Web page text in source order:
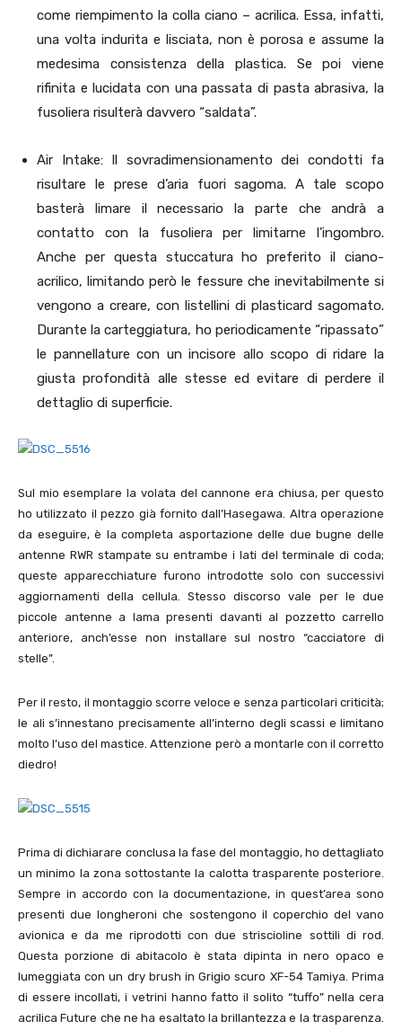
come riempimento la colla ciano – acrilica. Essa, infatti,
una volta indurita e lisciata, non è porosa e assume la
medesima consistenza della plastica. Se poi viene
rifinita e lucidata con una passata di pasta abrasiva, la
fusoliera risulterà davvero “saldata”.
Air Intake: Il sovradimensionamento dei condotti fa
risultare le prese d’aria fuori sagoma. A tale scopo
basterà limare il necessario la parte che andrà a
contatto con la fusoliera per limitarne l’ingombro.
Anche per questa stuccatura ho preferito il ciano-
acrilico, limitando però le fessure che inevitabilmente si
vengono a creare, con listellini di plasticard sagomato.
Durante la carteggiatura, ho periodicamente “ripassato”
le pannellature con un incisore allo scopo di ridare la
giusta profondità alle stesse ed evitare di perdere il
dettaglio di superficie.
Sul mio esemplare la volata del cannone era chiusa, per questo
ho utilizzato il pezzo già fornito dall’Hasegawa. Altra operazione
da eseguire, è la completa asportazione delle due bugne delle
antenne RWR stampate su entrambe i lati del terminale di coda;
queste apparecchiature furono introdotte solo con successivi
aggiornamenti della cellula. Stesso discorso vale per le due
piccole antenne a lama presenti davanti al pozzetto carrello
anteriore, anch’esse non installare sul nostro “cacciatore di
stelle”.
Per il resto, il montaggio scorre veloce e senza particolari criticità;
le ali s’innestano precisamente all’interno degli scassi e limitano
molto l’uso del mastice. Attenzione però a montarle con il corretto
diedro!
Prima di dichiarare conclusa la fase del montaggio, ho dettagliato
un minimo la zona sottostante la calotta trasparente posteriore.
Sempre in accordo con la documentazione, in quest’area sono
presenti due longheroni che sostengono il coperchio del vano
avionica e da me riprodotti con due striscioline sottili di rod.
Questa porzione di abitacolo è stata dipinta in nero opaco e
lumeggiata con un dry brush in Grigio scuro XF-54 Tamiya. Prima
di essere incollati, i vetrini hanno fatto il solito “tuffo” nella cera
acrilica Future che ne ha esaltato la brillantezza e la trasparenza.